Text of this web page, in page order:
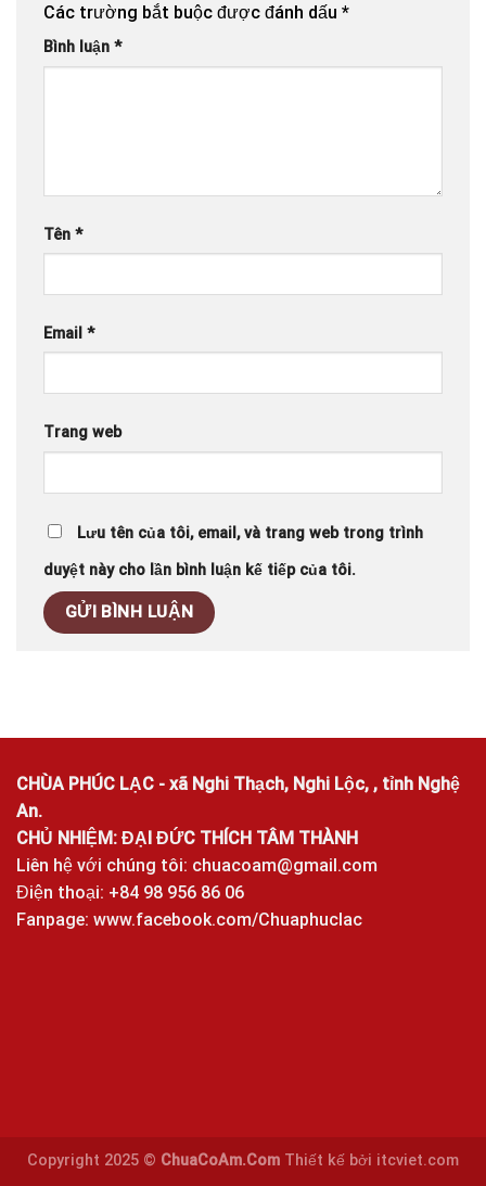
Các trường bắt buộc được đánh dấu *
Bình luận *
Tên *
Email *
Trang web
Lưu tên của tôi, email, và trang web trong trình
duyệt này cho lần bình luận kế tiếp của tôi.
CHÙA PHÚC LẠC - xã Nghi Thạch, Nghi Lộc, , tỉnh Nghệ
An.
CHỦ NHIỆM: ĐẠI ĐỨC THÍCH TÂM THÀNH
Liên hệ với chúng tôi: chuacoam@gmail.com
Điện thoại: +84 98 956 86 06
Fanpage: www.facebook.com/Chuaphuclac
Copyright 2025 © ChuaCoAm.Com Thiết kế bởi itcviet.com